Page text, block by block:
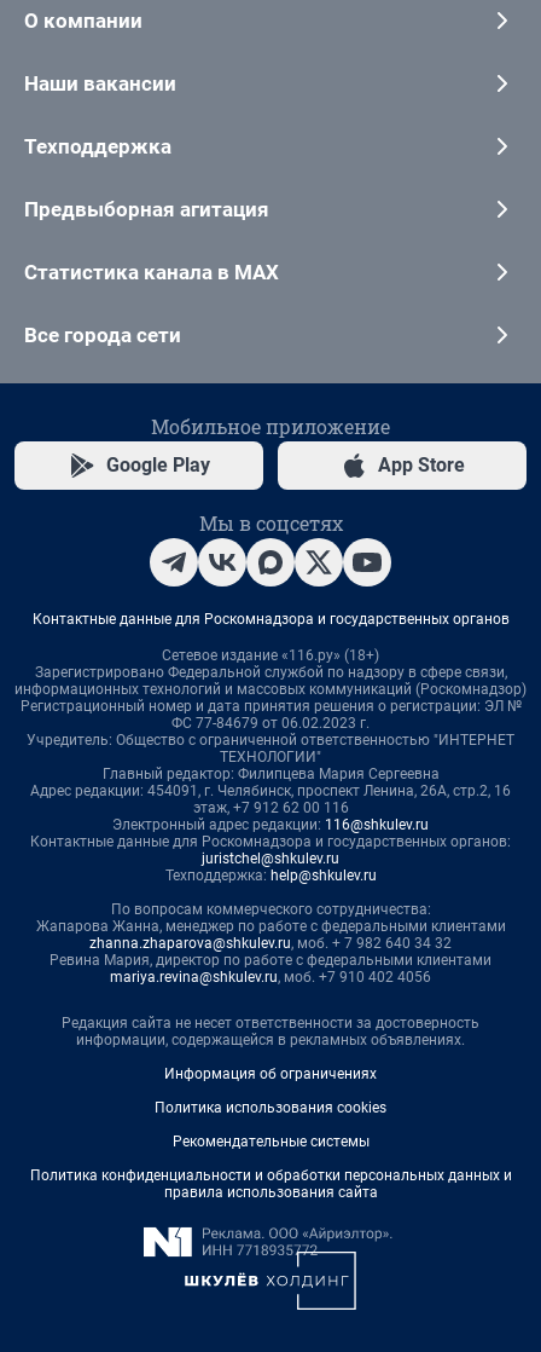
О компании
Наши вакансии
Техподдержка
Предвыборная агитация
Статистика канала в MAX
Все города сети
Мобильное приложение
Google Play App Store
Мы в соцсетях
Контактные данные для Роскомнадзора и государственных органов
Сетевое издание «116.ру» (18+)
Зарегистрировано Федеральной службой по надзору в сфере связи,
информационных технологий и массовых коммуникаций (Роскомнадзор)
Регистрационный номер и дата принятия решения о регистрации: ЭЛ №
ФС 77-84679 от 06.02.2023 г.
Учредитель: Общество с ограниченной ответственностью "ИНТЕРНЕТ
ТЕХНОЛОГИИ"
Главный редактор: Филипцева Мария Сергеевна
Адрес редакции: 454091, г. Челябинск, проспект Ленина, 26А, стр.2, 16
этаж, +7 912 62 00 116
Электронный адрес редакции: 116@shkulev.ru
Контактные данные для Роскомнадзора и государственных органов:
juristchel@shkulev.ru
Техподдержка: help@shkulev.ru
По вопросам коммерческого сотрудничества:
Жапарова Жанна, менеджер по работе с федеральными клиентами
zhanna.zhaparova@shkulev.ru, моб. + 7 982 640 34 32
Ревина Мария, директор по работе с федеральными клиентами
mariya.revina@shkulev.ru, моб. +7 910 402 4056
Редакция сайта не несет ответственности за достоверность
информации, содержащейся в рекламных объявлениях.
Информация об ограничениях
Политика использования cookies
Рекомендательные системы
Политика конфиденциальности и обработки персональных данных и
правила использования сайта